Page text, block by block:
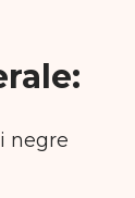
negre